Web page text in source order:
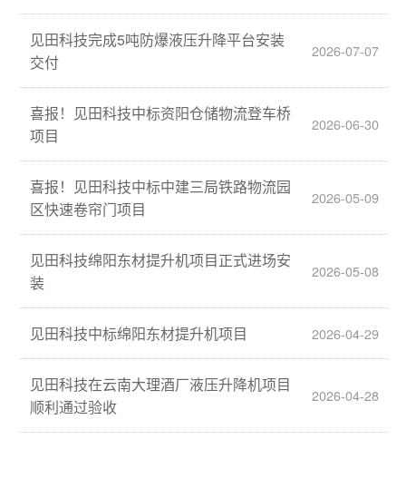
见田科技完成5吨防爆液压升降平台安装
交付
2026-07-07
喜报！见田科技中标资阳仓储物流登车桥
项目
2026-06-30
喜报！见田科技中标中建三局铁路物流园
区快速卷帘门项目
2026-05-09
见田科技绵阳东材提升机项目正式进场安
装
2026-05-08
见田科技中标绵阳东材提升机项目 2026-04-29
见田科技在云南大理酒厂液压升降机项目
顺利通过验收
2026-04-28